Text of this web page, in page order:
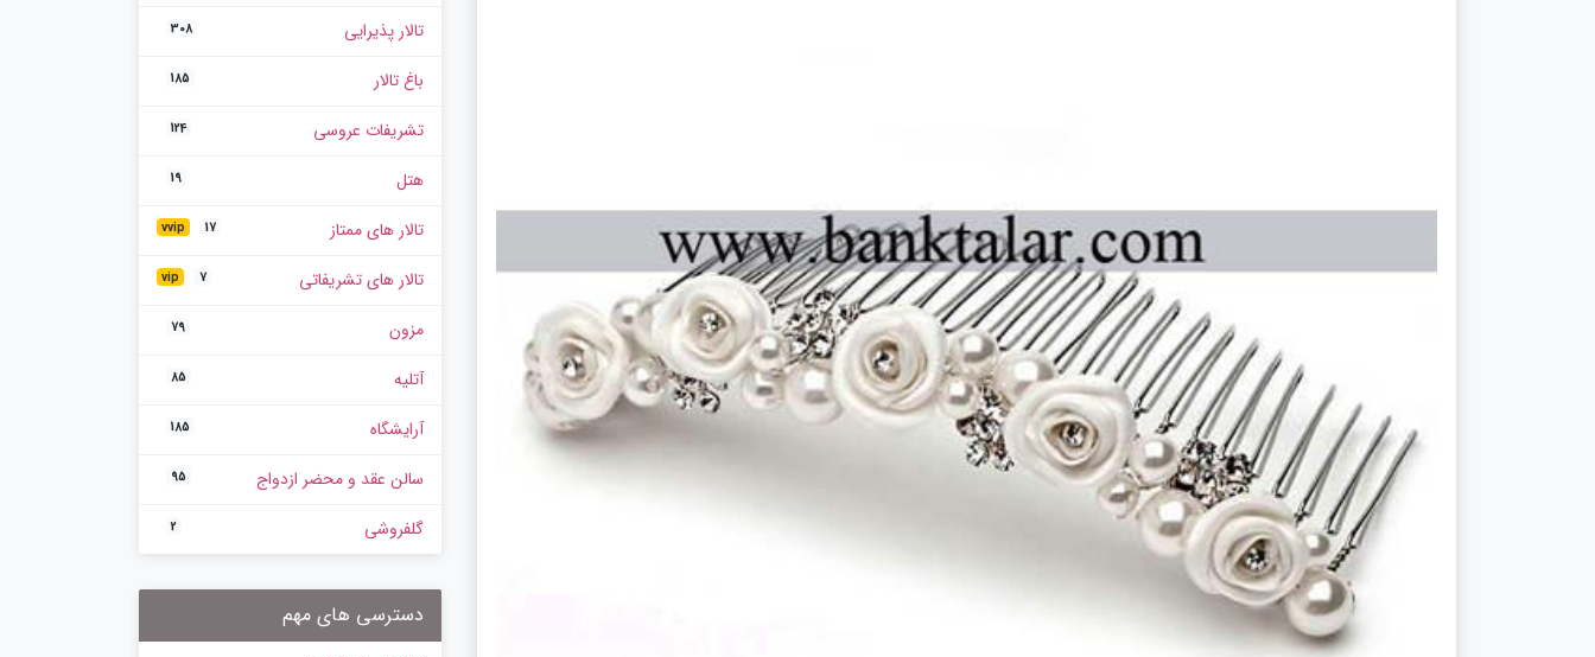
تالار پذیرایی 308
باغ تالار 185
تشریفات عروسی 124
هتل 19
تالار های ممتاز vvip 17
تالار های تشریفاتی vip 7
مزون 79
آتلیه 85
آرایشگاه 185
سالن عقد و محضر ازدواج 95
گلفروشی 2
دسترسی های مهم